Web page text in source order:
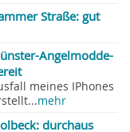
Straße: gut
Angelmodde-
meines IPhones
mehr
durchaus